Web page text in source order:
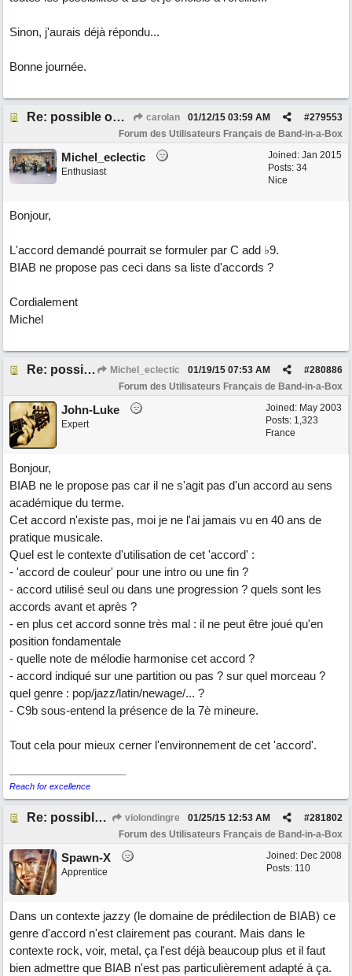
Sinon, j'aurais déjà répondu...
Bonne journée.
Re: possible ou non ? "T 3 5 9b" carolan #279553
01/12/15 03:59 AM
Forum des Utilisateurs Français de Band-in-a-Box
Joined: Jan 2015
Posts: 34
Nice
Michel_eclectic
Enthusiast
Bonjour,
L'accord demandé pourrait se formuler par C add ♭9.
BIAB ne propose pas ceci dans sa liste d'accords ?
Cordialement
Michel
Re: possible ou non ? "T 3 5 9b" Michel_eclectic #280886
01/19/15 07:53 AM
Forum des Utilisateurs Français de Band-in-a-Box
Joined: May 2003
Posts: 1,323
France
John-Luke
Expert
Bonjour,
BIAB ne le propose pas car il ne s'agit pas d'un accord au sens
académique du terme.
Cet accord n'existe pas, moi je ne l'ai jamais vu en 40 ans de
pratique musicale.
Quel est le contexte d'utilisation de cet 'accord' :
- 'accord de couleur' pour une intro ou une fin ?
- accord utilisé seul ou dans une progression ? quels sont les
accords avant et après ?
- en plus cet accord sonne très mal : il ne peut être joué qu'en
position fondamentale
- quelle note de mélodie harmonise cet accord ?
- accord indiqué sur une partition ou pas ? sur quel morceau ?
quel genre : pop/jazz/latin/newage/... ?
- C9b sous-entend la présence de la 7è mineure.
Tout cela pour mieux cerner l'environnement de cet 'accord'.
Reach for excellence
Re: possible ou non ? "T 3 5 9b" violondingre #281802
01/25/15 12:53 AM
Forum des Utilisateurs Français de Band-in-a-Box
Joined: Dec 2008
Posts: 110
Spawn-X
Apprentice
Dans un contexte jazzy (le domaine de prédilection de BIAB) ce
genre d'accord n'est clairement pas courant. Mais dans le
contexte rock, voir, metal, ça l'est déjà beaucoup plus et il faut
bien admettre que BIAB n'est pas particulièrement adapté à ça.